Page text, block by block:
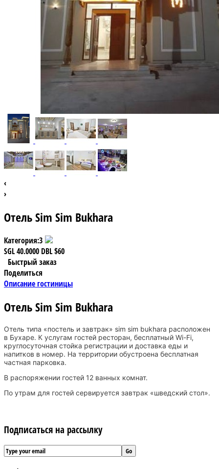
‹
›
Отель Sim Sim Bukhara
Категория:3
SGL40.0000 DBL$60
Быстрый заказ
Поделиться
Описание гостиницы
Отель Sim Sim Bukhara
Отель типа «постель и завтрак» sim sim bukhara расположен
в Бухаре. К услугам гостей ресторан, бесплатный Wi-Fi,
круглосуточная стойка регистрации и доставка еды и
напитков в номер. На территории обустроена бесплатная
частная парковка.
В распоряжении гостей 12 ванных комнат.
По утрам для гостей сервируется завтрак «шведский стол».
Подписаться на рассылку